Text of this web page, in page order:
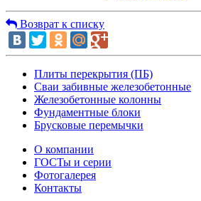
Возврат к списку
Плиты перекрытия (ПБ)
Сваи забивные железобетонные
Железобетонные колонны
Фундаментные блоки
Брусковые перемычки
О компании
ГОСТы и серии
Фотогалерея
Контакты